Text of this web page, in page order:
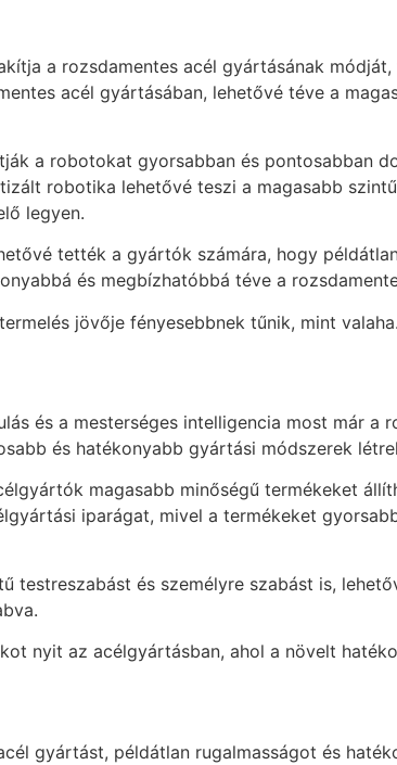
a rozsdamentes acél gyártásának
acél gyártásában, lehetővé téve a
a robotokat gyorsabban és pontosabban
robotika lehetővé teszi a magasabb
legyen.
tették a gyártók számára, hogy
és megbízhatóbbá téve a
jövője fényesebbnek tűnik, mint valaha.
és a mesterséges intelligencia most már a
és hatékonyabb gyártási módszerek
magasabb minőségű termékeket
iparágat, mivel a termékeket
testreszabást és személyre szabást is,
nyit az acélgyártásban, ahol a növelt
gyártást, példátlan rugalmasságot és